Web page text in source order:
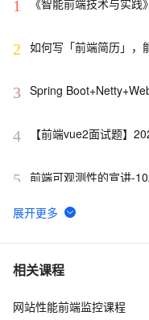
1
《智能前端技术与实
2 如何写「前端简历」，
3 Spring
4
【前端vue2面试题】
5 前端可观测性的宣讲-
6 2022 前端包管理方案-
7 而桌面app向来是web
8 前端常见的HTTP状态码
相关课程
网站性能前端监控课程